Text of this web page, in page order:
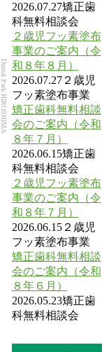
Dental Park HIROSHIMA
2026.07.27矯正歯
科無料相談会
２歳児フッ素塗布
事業のご案内（令
和８年８月）
2026.07.27２歳児
フッ素塗布事業
矯正歯科無料相談
会のご案内（令和
８年７月）
2026.06.15矯正歯
科無料相談会
２歳児フッ素塗布
事業のご案内（令
和８年７月）
2026.06.15２歳児
フッ素塗布事業
矯正歯科無料相談
会のご案内（令和
８年６月）
2026.05.23矯正歯
科無料相談会